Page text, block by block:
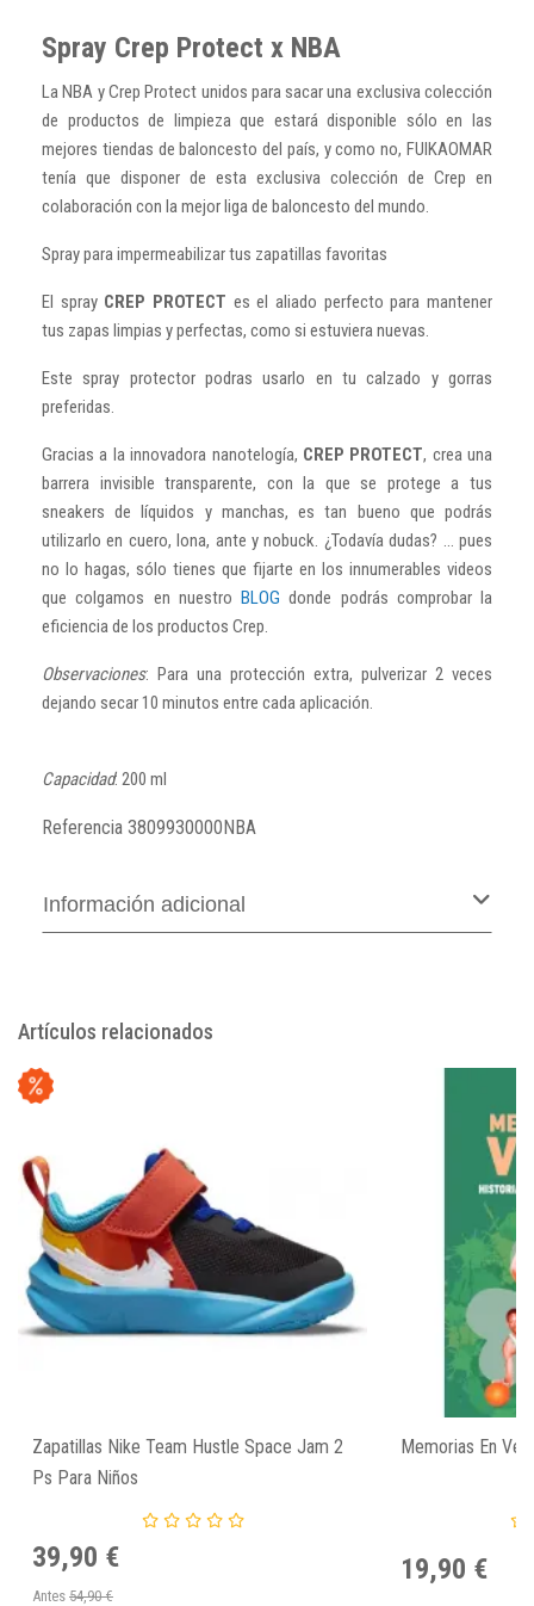
Spray Crep Protect x NBA
La NBA y Crep Protect unidos para sacar una exclusiva colección
de productos de limpieza que estará disponible sólo en las
mejores tiendas de baloncesto del país, y como no, FUIKAOMAR
tenía que disponer de esta exclusiva colección de Crep en
colaboración con la mejor liga de baloncesto del mundo.
Spray para impermeabilizar tus zapatillas favoritas
El spray CREP PROTECT es el aliado perfecto para mantener
tus zapas limpias y perfectas, como si estuviera nuevas.
Este spray protector podras usarlo en tu calzado y gorras
preferidas.
Gracias a la innovadora nanotelogía, CREP PROTECT, crea una
barrera invisible transparente, con la que se protege a tus
sneakers de líquidos y manchas, es tan bueno que podrás
utilizarlo en cuero, lona, ante y nobuck. ¿Todavía dudas? ... pues
no lo hagas, sólo tienes que fijarte en los innumerables videos
que colgamos en nuestro BLOG donde podrás comprobar la
eficiencia de los productos Crep.
Observaciones: Para una protección extra, pulverizar 2 veces
dejando secar 10 minutos entre cada aplicación.
Capacidad: 200 ml
Referencia 3809930000NBA
Información adicional
Artículos relacionados
Zapatillas Nike Team Hustle Space Jam 2
Ps Para Niños
39,90 €
Antes 54,90 €
Memorias En
19,90 €